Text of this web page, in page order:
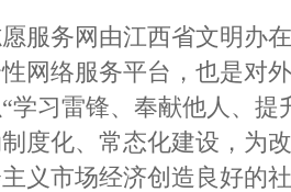
服务网由江西省文明办
网络服务平台，也是对
学习雷锋、奉献他人、提
度化、常态化建设，为
义市场经济创造良好的